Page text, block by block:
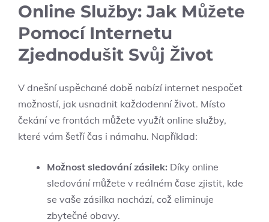
Online Služby: Jak Můžete
Pomocí Internetu
Zjednodušit Svůj Život
V dnešní uspěchané době nabízí internet nespočet
možností, jak usnadnit každodenní život. Místo
čekání ve frontách můžete využít online služby,
které vám šetří čas i námahu. Například:
Možnost sledování zásilek: Díky online
sledování můžete v reálném čase zjistit, kde
se vaše zásilka nachází, což eliminuje
zbytečné obavy.